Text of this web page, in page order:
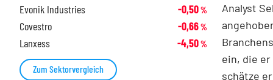
Analyst
ein, die
schätze
Evonik Industries -0,50%
Covestro -0,66%
Lanxess -4,50%
Zum Sektorvergleich